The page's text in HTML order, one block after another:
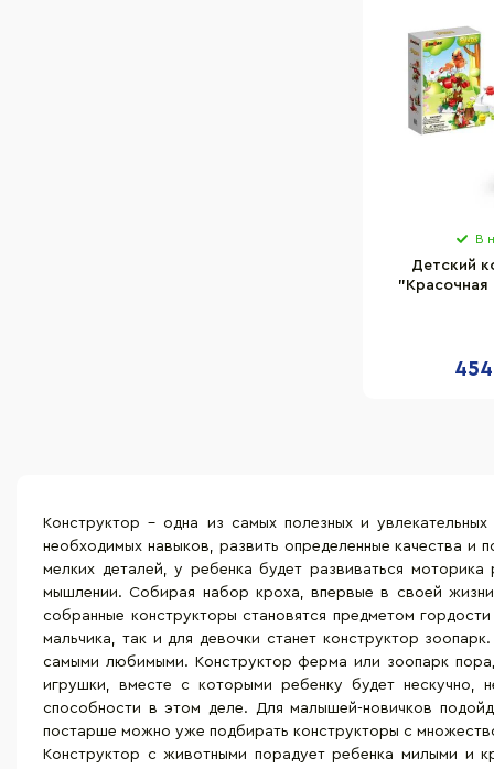
В
Детский
"Красочная
Конструктор – одна из самых полезных и
необходимых навыков, развить определенные качества и
мелких деталей, у ребенка будет развиваться
мышлении. Собирая набор кроха, впервые в своей
собранные конструкторы становятся предметом
мальчика, так и для девочки станет конструктор
самыми любимыми. Конструктор ферма или зоопарк
игрушки, вместе с которыми ребенку будет нескучно,
способности в этом деле. Для малышей-новичков
постарше можно уже подбирать конструкторы с
Конструктор с животными порадует ребенка милыми и